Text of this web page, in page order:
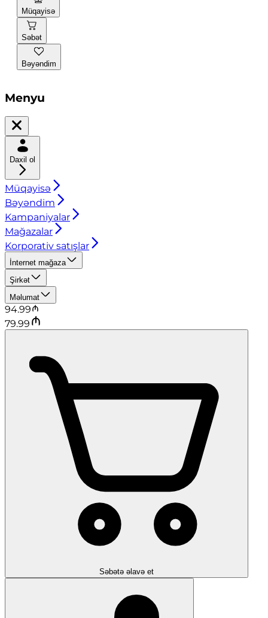
Müqayisə
Səbət
Bəyəndim
Menyu
Daxil ol
Müqayisə
Bəyəndim
Kampaniyalar
Mağazalar
Korporativ satışlar
İnternet mağaza
Şirkət
Məlumat
94.99
79.99
Səbətə əlavə et